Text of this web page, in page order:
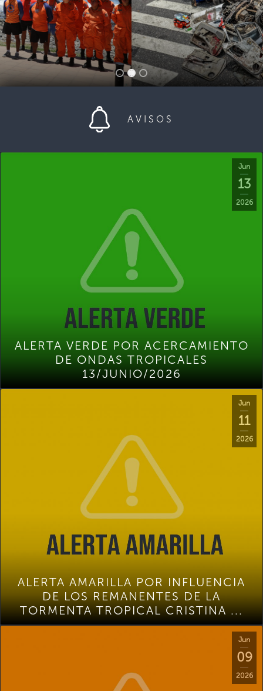
AVISOS
Jun
13
2026
ALERTA VERDE POR ACERCAMIENTO
DE ONDAS TROPICALES
13/JUNIO/2026
Jun
11
2026
ALERTA AMARILLA POR INFLUENCIA
DE LOS REMANENTES DE LA
TORMENTA TROPICAL CRISTINA ...
Jun
09
2026